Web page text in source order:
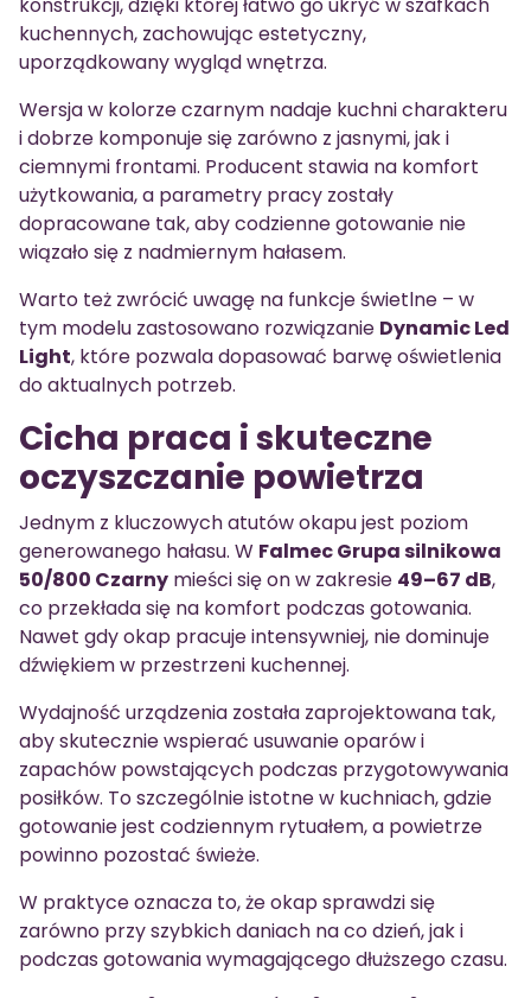
kuchennych, zachowując estetyczny,
uporządkowany wygląd wnętrza.
Wersja w kolorze czarnym nadaje kuchni charakteru
i dobrze komponuje się zarówno z jasnymi, jak i
ciemnymi frontami. Producent stawia na komfort
użytkowania, a parametry pracy zostały
dopracowane tak, aby codzienne gotowanie nie
wiązało się z nadmiernym hałasem.
Warto też zwrócić uwagę na funkcje świetlne – w
tym modelu zastosowano rozwiązanie Dynamic Led
Light, które pozwala dopasować barwę oświetlenia
do aktualnych potrzeb.
Cicha praca i skuteczne
oczyszczanie powietrza
Jednym z kluczowych atutów okapu jest poziom
generowanego hałasu. W Falmec Grupa silnikowa
50/800 Czarny mieści się on w zakresie 49–67 dB,
co przekłada się na komfort podczas gotowania.
Nawet gdy okap pracuje intensywniej, nie dominuje
dźwiękiem w przestrzeni kuchennej.
Wydajność urządzenia została zaprojektowana tak,
aby skutecznie wspierać usuwanie oparów i
zapachów powstających podczas przygotowywania
posiłków. To szczególnie istotne w kuchniach, gdzie
gotowanie jest codziennym rytuałem, a powietrze
powinno pozostać świeże.
W praktyce oznacza to, że okap sprawdzi się
zarówno przy szybkich daniach na co dzień, jak i
podczas gotowania wymagającego dłuższego czasu.